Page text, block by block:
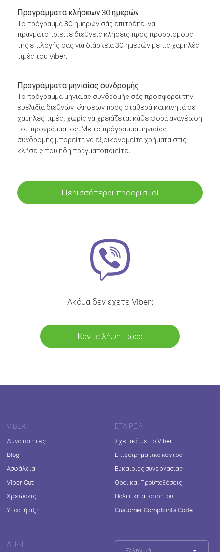
Προγράμματα κλήσεων 30 ημερών
Το πρόγραμμα 30 ημερών σάς επιτρέπει να
πραγματοποιείτε διεθνείς κλήσεις προς προορισμούς
της επιλογής σας για διάρκεια 30 ημερών με τις χαμηλές
τιμές του Viber.
Προγράμματα μηνιαίας συνδρομής
Το πρόγραμμα μηνιαίας συνδρομής σάς προσφέρει την
ευελιξία διεθνών κλήσεων προς σταθερά και κινητά σε
χαμηλές τιμές, χωρίς να χρειάζεται κάθε φορά ανανέωση
του προγράμματος. Με το πρόγραμμα μηνιαίας
συνδρομής μπορείτε να εξοικονομείτε χρήματα στις
κλήσεις που ήδη πραγματοποιείτε.
Περισσότεροι προορισμοί
Ακόμα δεν έχετε Viber;
Κάντε λήψη τώρα
VIBER
Δυνατότητες
Blog
Ασφάλεια
Viber Out
Χρεώσεις
Υποστήριξη
ΕΤΑΙΡΕΊΑ
Σχετικά με το Viber
Επιχειρηματικό κέντρο
Ευκαιρίες συνεργασίας
Όροι και Προϋποθέσεις
Πολιτική απορρήτου
Customer Complaints Code
ΛΉΨΗ
Ελληνικά